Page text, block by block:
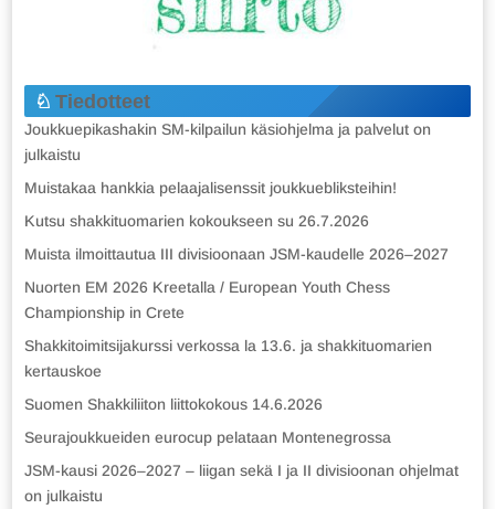
Tiedotteet
Joukkuepikashakin SM-kilpailun käsiohjelma ja palvelut on
julkaistu
Muistakaa hankkia pelaajalisenssit joukkuebliksteihin!
Kutsu shakkituomarien kokoukseen su 26.7.2026
Muista ilmoittautua III divisioonaan JSM-kaudelle 2026–2027
Nuorten EM 2026 Kreetalla / European Youth Chess
Championship in Crete
Shakkitoimitsijakurssi verkossa la 13.6. ja shakkituomarien
kertauskoe
Suomen Shakkiliiton liittokokous 14.6.2026
Seurajoukkueiden eurocup pelataan Montenegrossa
JSM-kausi 2026–2027 – liigan sekä I ja II divisioonan ohjelmat
on julkaistu